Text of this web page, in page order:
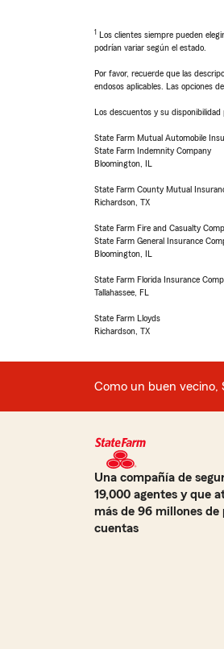
1 Los clientes siempre pueden
podrían variar según el estado.
Por favor, recuerde que las
endosos aplicables. Las opciones
Los descuentos y su disponibilidad
State Farm Mutual Automobile
State Farm Indemnity Company
Bloomington, IL
State Farm County Mutual
Richardson, TX
State Farm Fire and Casualty
State Farm General Insurance
Bloomington, IL
State Farm Florida Insurance
Tallahassee, FL
State Farm Lloyds
Richardson, TX
Como un buen vecino,
Una compañía de
19,000 agentes y que
más de 96 millones de
cuentas